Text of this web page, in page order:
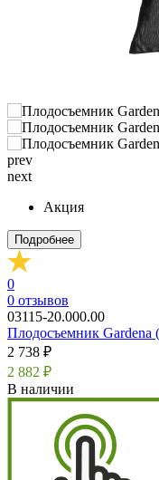
prev
next
Акция
Подробнее
0
0 отзывов
03115-20.000.00
Плодосъемник Gardena
2 738 ₽
2 882 ₽
В наличии